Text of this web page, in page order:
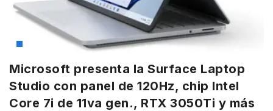
Microsoft presenta la Surface Laptop
Studio con panel de 120Hz, chip Intel
Core 7i de 11va gen., RTX 3050Ti y más